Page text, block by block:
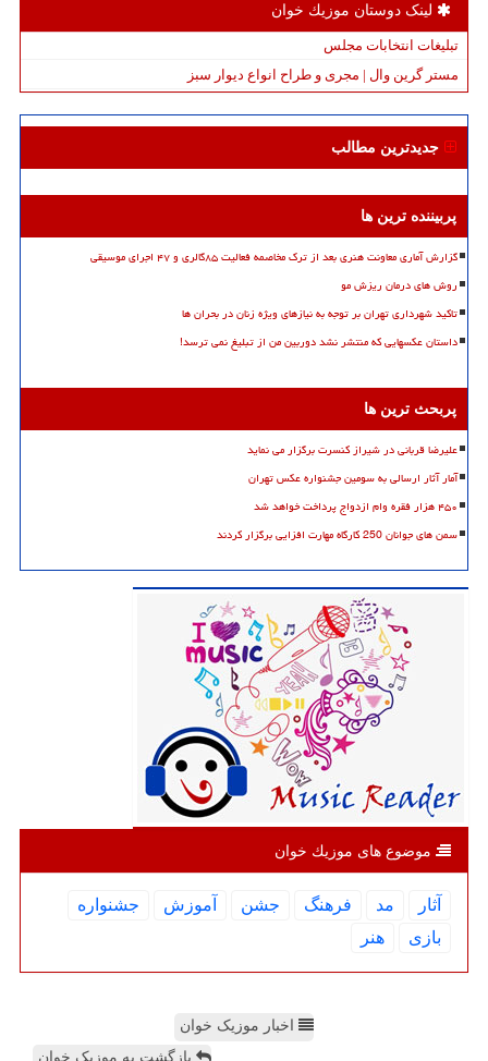
لینک دوستان موزیك خوان
تبلیغات انتخابات مجلس
مستر گرین وال | مجری و طراح انواع دیوار سبز
جدیدترین مطالب
پربیننده ترین ها
گزارش آماری معاونت هنری بعد از ترک مخاصمه فعالیت ۸۵گالری و ۴۷ اجرای موسیقی
روش های درمان ریزش مو
تاکید شهرداری تهران بر توجه به نیازهای ویژه زنان در بحران ها
داستان عکسهایی که منتشر نشد دوربین من از تبلیغ نمی ترسد!
پربحث ترین ها
علیرضا قربانی در شیراز کنسرت برگزار می نماید
آمار آثار ارسالی به سومین جشنواره عکس تهران
۴۵۰ هزار فقره وام ازدواج پرداخت خواهد شد
سمن های جوانان 250 کارگاه مهارت افزایی برگزار کردند
موضوع های موزیك خوان
آثار مد فرهنگ جشن آموزش
جشنواره
بازی
هنر
اخبار موزیک خوان
بازگشت به موزیک خوان